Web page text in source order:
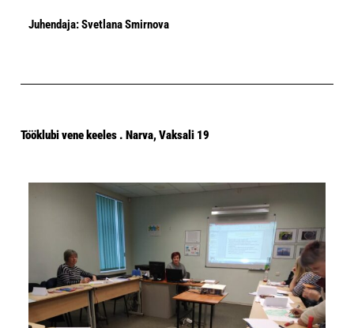
Juhendaja: Svetlana Smirnova
Tööklubi vene keeles . Narva, Vaksali 19